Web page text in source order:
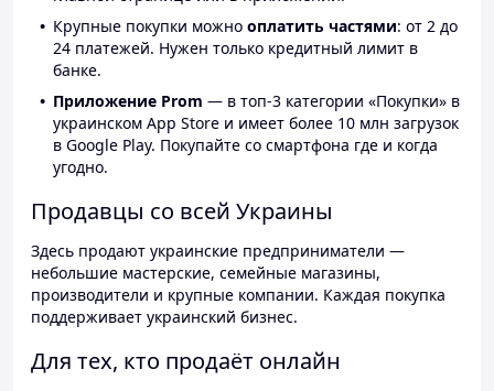
Крупные покупки можно оплатить частями: от 2 до
24 платежей. Нужен только кредитный лимит в
банке.
Приложение Prom — в топ-3 категории «Покупки» в
украинском App Store и имеет более 10 млн загрузок
в Google Play. Покупайте со смартфона где и когда
угодно.
Продавцы со всей Украины
Здесь продают украинские предприниматели —
небольшие мастерские, семейные магазины,
производители и крупные компании. Каждая покупка
поддерживает украинский бизнес.
Для тех, кто продаёт онлайн